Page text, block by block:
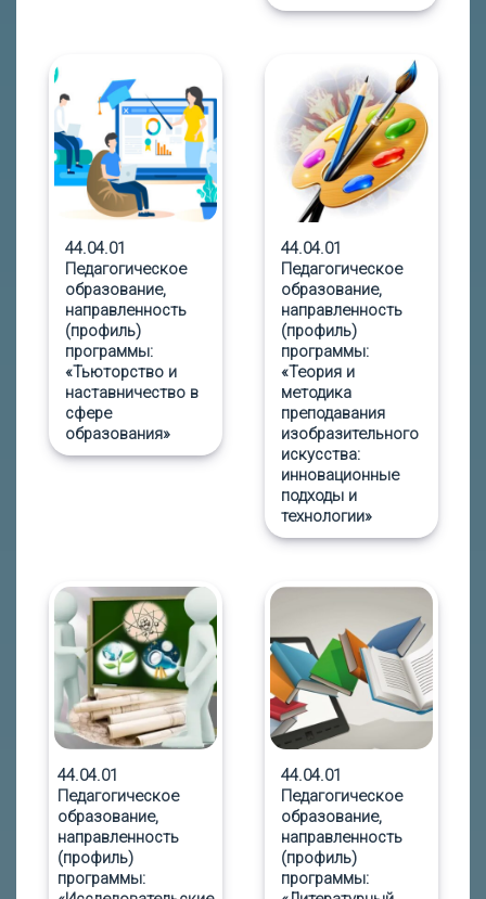
44.04.01
Педагогическое
образование,
направленность
(профиль)
программы:
«Тьюторство и
наставничество в
сфере
образования»
44.04.01
Педагогическое
образование,
направленность
(профиль)
программы:
«Теория и
методика
преподавания
изобразительного
искусства:
инновационные
подходы и
технологии»
44.04.01
Педагогическое
образование,
направленность
(профиль)
программы:
44.04.01
Педагогическое
образование,
направленность
(профиль)
программы: